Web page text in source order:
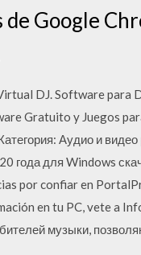
Google
DJ. Software para
Gratuito y Juegos
Аудио и
года для Windows
por confiar en
en tu PC, vete a
музыки,